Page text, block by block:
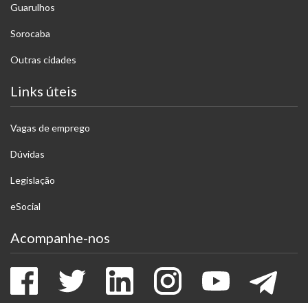
Guarulhos
Sorocaba
Outras cidades
Links úteis
Vagas de emprego
Dúvidas
Legislação
eSocial
Acompanhe-nos
FacebookTwitter LinkedInInstagramYoutube